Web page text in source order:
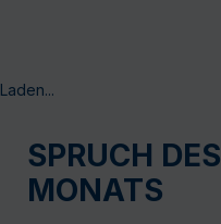
Laden...
SPRUCH DES
MONATS